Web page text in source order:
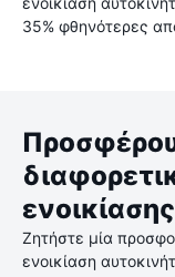
35% φθηνότερες
Ζητήστε μία
ενοικίαση